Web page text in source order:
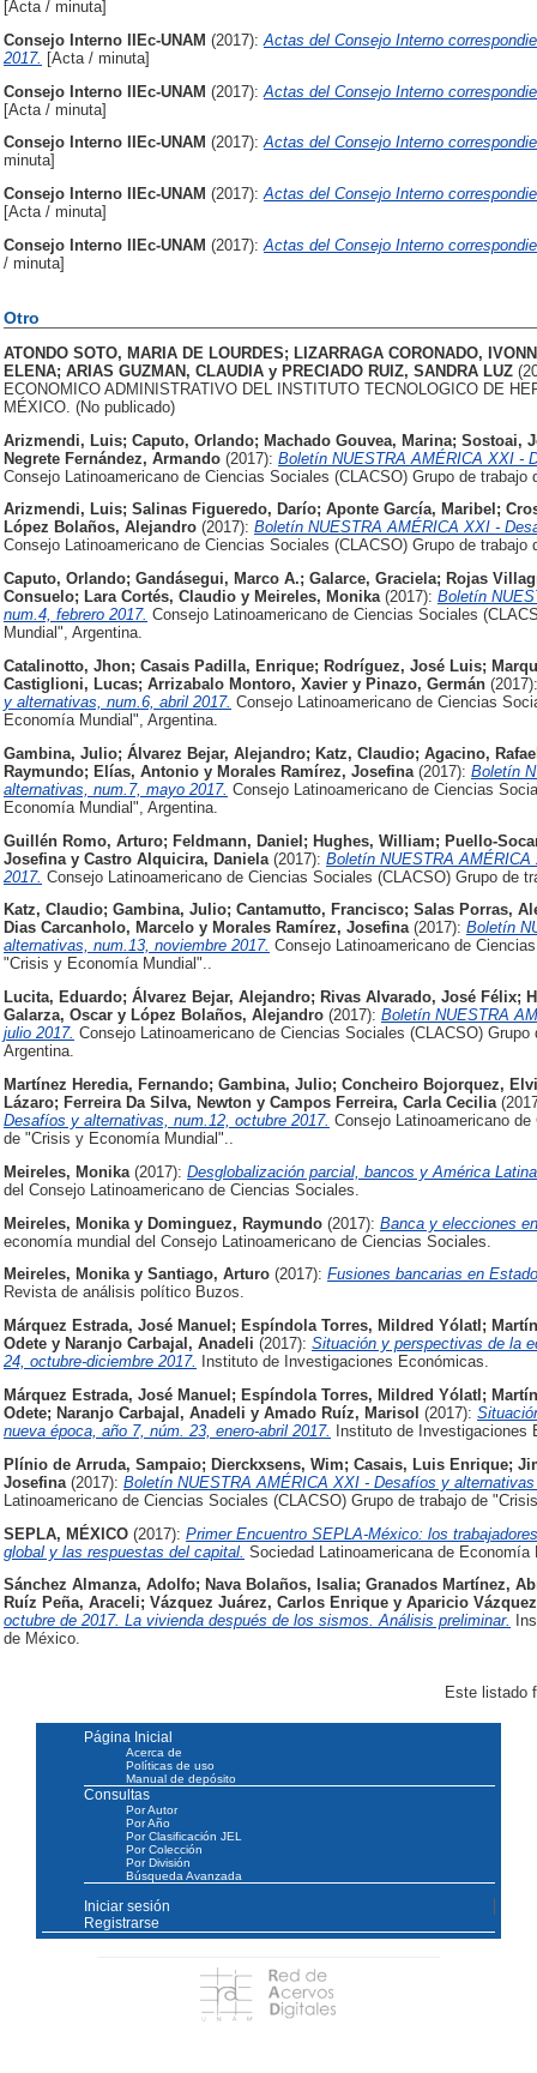
[Acta / minuta]
Consejo Interno IIEc-UNAM (2017): Actas del Consejo Interno
2017. [Acta / minuta]
Consejo Interno IIEc-UNAM (2017): Actas del Consejo Interno
[Acta / minuta]
Consejo Interno IIEc-UNAM (2017):Actas del Consejo Interno
minuta]
Consejo Interno IIEc-UNAM (2017):Actas del Consejo Interno
[Acta / minuta]
Consejo Interno IIEc-UNAM (2017): Actas del Consejo Interno
/ minuta]
Otro
ATONDO SOTO, MARIA DE LOURDES; LIZARRAGA CORONADO,
ELENA; ARIAS GUZMAN, CLAUDIA y PRECIADO RUIZ, SANDRA LUZ
ECONOMICO ADMINISTRATIVO DEL INSTITUTO TECNOLOGICO DE
MÉXICO. (No publicado)
Arizmendi, Luis; Caputo, Orlando; Machado Gouvea, Marina; Sostoai,
Negrete Fernández, Armando (2017): Boletín NUESTRA AMÉRICA XXI -
Consejo Latinoamericano de Ciencias Sociales (CLACSO) Grupo de
Arizmendi, Luis; Salinas Figueredo, Darío; Aponte García, Maribel ;
López Bolaños, Alejandro (2017): Boletín NUESTRA AMÉRICA XXI -
Consejo Latinoamericano de Ciencias Sociales (CLACSO) Grupo de
Caputo, Orlando; Gandásegui, Marco A.; Galarce, Graciela; Rojas
Consuelo; Lara Cortés, Claudio y Meireles, Monika (2017): Boletín
num.4, febrero 2017. Consejo Latinoamericano de Ciencias Sociales
Mundial", Argentina.
Catalinotto, Jhon; Casais Padilla, Enrique; Rodríguez, José Luis;
Castiglioni, Lucas; Arrizabalo Montoro, Xavier y Pinazo, Germán
y alternativas, num.6, abril 2017. Consejo Latinoamericano de Ciencias
Economía Mundial", Argentina.
Gambina, Julio; Álvarez Bejar, Alejandro; Katz, Claudio; Agacino,
Raymundo; Elías, Antonio y Morales Ramírez, Josefina (2017): Boletín
alternativas, num.7, mayo 2017. Consejo Latinoamericano de Ciencias
Economía Mundial", Argentina.
Guillén Romo, Arturo; Feldmann, Daniel; Hughes, William; Puello-
Josefina y Castro Alquicira, Daniela (2017): Boletín NUESTRA
2017. Consejo Latinoamericano de Ciencias Sociales (CLACSO) Grupo de
Katz, Claudio; Gambina, Julio; Cantamutto, Francisco; Salas Porras,
Dias Carcanholo, Marcelo y Morales Ramírez, Josefina (2017): Boletín
alternativas, num.13, noviembre 2017. Consejo Latinoamericano de
"Crisis y Economía Mundial"..
Lucita, Eduardo; Álvarez Bejar, Alejandro; Rivas Alvarado, José Félix;
Galarza, Oscar y López Bolaños, Alejandro (2017): Boletín NUESTRA
julio 2017. Consejo Latinoamericano de Ciencias Sociales (CLACSO)
Argentina.
Martínez Heredia, Fernando; Gambina, Julio; Concheiro Bojorquez,
Lázaro; Ferreira Da Silva, Newton y Campos Ferreira, Carla Cecilia
Desafíos y alternativas, num.12, octubre 2017. Consejo Latinoamericano
de "Crisis y Economía Mundial"..
Meireles, Monika (2017): Desglobalización parcial, bancos y América
del Consejo Latinoamericano de Ciencias Sociales.
Meireles, Monika y Dominguez, Raymundo (2017): Banca y elecciones
economía mundial del Consejo Latinoamericano de Ciencias Sociales.
Meireles, Monikay Santiago, Arturo (2017): Fusiones bancarias en
Revista de análisis político Buzos.
Márquez Estrada, José Manuel ; Espíndola Torres, Mildred Yólatl ;
Odete y Naranjo Carbajal, Anadeli (2017): Situación y perspectivas de la
24, octubre-diciembre 2017.
Instituto de Investigaciones Económicas.
Márquez Estrada, José Manuel ; Espíndola Torres, Mildred Yólatl ;
Odete; Naranjo Carbajal, Anadeli y Amado Ruíz, Marisol (2017):
nueva época, año 7, núm. 23, enero-abril 2017.
Instituto de Investigaciones
Plínio de Arruda, Sampaio; Dierckxsens, Wim; Casais, Luis Enrique;
Josefina (2017): Boletín NUESTRA AMÉRICA XXI - Desafíos y
Latinoamericano de Ciencias Sociales (CLACSO) Grupo de trabajo de
SEPLA, MÉXICO (2017): Primer Encuentro SEPLA-México: los
global y las respuestas del capital. Sociedad Latinoamericana de
Sánchez Almanza, Adolfo; Nava Bolaños, Isalia; Granados Martínez,
Ruíz Peña, Araceli; Vázquez Juárez, Carlos Enrique y Aparicio
octubre de 2017. La vivienda después de los sismos. Análisis preliminar.
de México.
Este listado
Página Inicial
Acerca de
Políticas de uso
Manual de depósito
Consultas
Por Autor
Por Año
Por Clasificación JEL
Por Colección
Por División
Búsqueda Avanzada
Iniciar sesión
Registrarse